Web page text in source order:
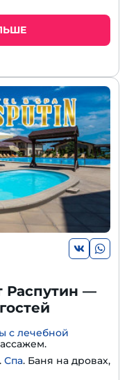
Распутин —
с лечебной
. Спа. Баня на дровах,